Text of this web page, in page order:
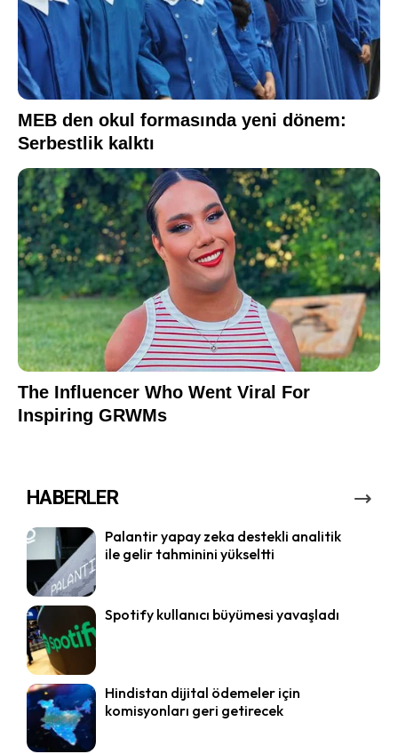
HABERLER
Palantir yapay zeka destekli analitik
ile gelir tahminini yükseltti
Spotify kullanıcı büyümesi yavaşladı
Hindistan dijital ödemeler için
komisyonları geri getirecek